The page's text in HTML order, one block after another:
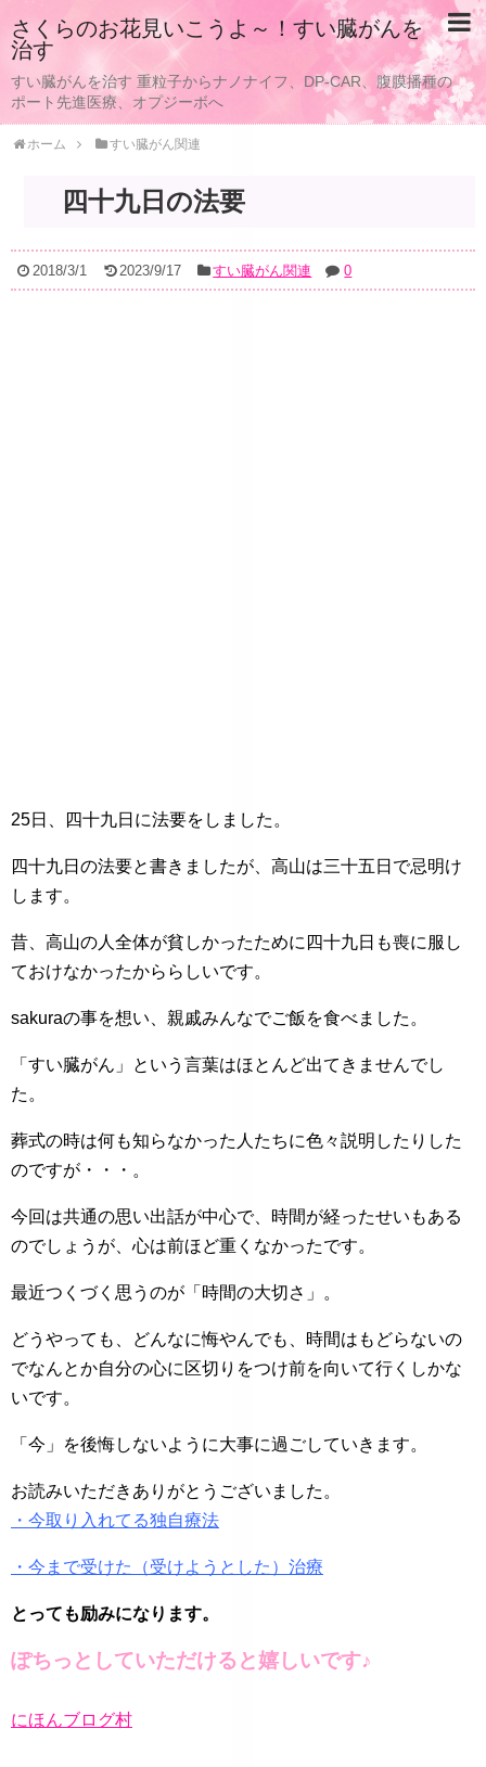
さくらのお花見いこうよ～！すい臓がんを
治す
すい臓がんを治す 重粒子からナノナイフ、DP-CAR、腹膜播種の
ポート先進医療、オプジーボへ
ホーム すい臓がん関連
四十九日の法要
2018/3/1 2023/9/17 すい臓がん関連 0
25日、四十九日に法要をしました。
四十九日の法要と書きましたが、高山は三十五日で忌明け
します。
昔、高山の人全体が貧しかったために四十九日も喪に服し
ておけなかったかららしいです。
sakuraの事を想い、親戚みんなでご飯を食べました。
「すい臓がん」という言葉はほとんど出てきませんでし
た。
葬式の時は何も知らなかった人たちに色々説明したりした
のですが・・・。
今回は共通の思い出話が中心で、時間が経ったせいもある
のでしょうが、心は前ほど重くなかったです。
最近つくづく思うのが「時間の大切さ」。
どうやっても、どんなに悔やんでも、時間はもどらないの
でなんとか自分の心に区切りをつけ前を向いて行くしかな
いです。
「今」を後悔しないように大事に過ごしていきます。
お読みいただきありがとうございました。
・今取り入れてる独自療法
・今まで受けた（受けようとした）治療
とっても励みになります。
ぽちっとしていただけると嬉しいです♪
にほんブログ村